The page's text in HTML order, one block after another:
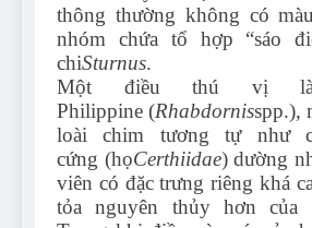
thông thường không có
nhóm chứa tổ hợp “sáo
chiSturnus.
Một điều thú vị
Philippine (Rhabdornisspp.),
loài chim tương tự như
cứng (họCerthiidae) dường
viên có đặc trưng riêng khá
tỏa nguyên thủy hơn của